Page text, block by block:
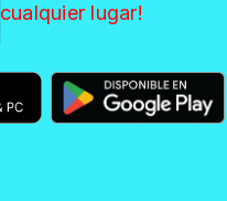
cualquier lugar!